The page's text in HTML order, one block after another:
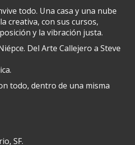
todo. Una casa y una nube
creativa, con sus cursos,
y la vibración justa.
Del Arte Callejero a Steve
todo, dentro de una misma
SF.